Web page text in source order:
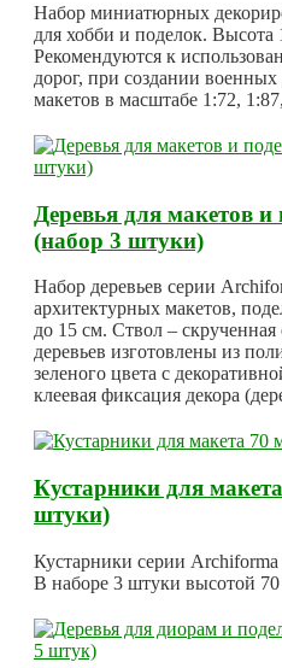
Набор миниатюрных
для хобби и поделок.
Рекомендуются к
дорог, при создании
макетов в масштабе 1:72,
Деревья для макетов и
(набор 3 штуки)
Набор деревьев серии
архитектурных макетов,
до 15 см. Ствол –
деревьев изготовлены из
зеленого цвета с
клеевая фиксация декора
Кустарники для
штуки)
Кустарники серии Archiforma
В наборе 3 штуки высотой